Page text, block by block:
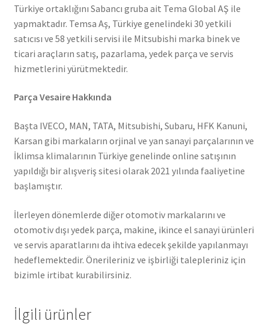
Türkiye ortaklığını Sabancı gruba ait Tema Global AŞ ile
yapmaktadır. Temsa Aş, Türkiye genelindeki 30 yetkili
satıcısı ve 58 yetkili servisi ile Mitsubishi marka binek ve
ticari araçların satış, pazarlama, yedek parça ve servis
hizmetlerini yürütmektedir.
Parça Vesaire Hakkında
Başta IVECO, MAN, TATA, Mitsubishi, Subaru, HFK Kanuni,
Karsan gibi markaların orjinal ve yan sanayi parçalarının ve
İklimsa klimalarının Türkiye genelinde online satışının
yapıldığı bir alışveriş sitesi olarak 2021 yılında faaliyetine
başlamıştır.
İlerleyen dönemlerde diğer otomotiv markalarını ve
otomotiv dışı yedek parça, makine, ikince el sanayi ürünleri
ve servis aparatlarını da ihtiva edecek şekilde yapılanmayı
hedeflemektedir. Önerileriniz ve işbirliği talepleriniz için
bizimle irtibat kurabilirsiniz.
İlgili ürünler